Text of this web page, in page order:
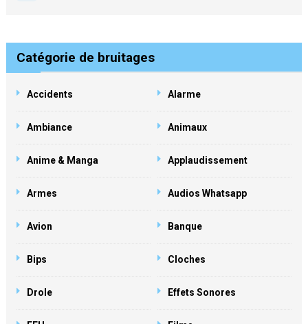
Catégorie de bruitages
Accidents Alarme
Ambiance Animaux
Anime & Manga Applaudissement
Armes Audios Whatsapp
Avion Banque
Bips Cloches
Drole Effets Sonores